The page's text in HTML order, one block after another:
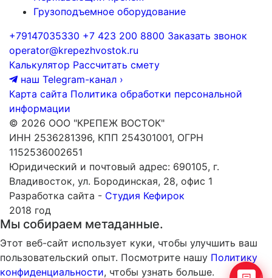
Грузоподъемное оборудование
+79147035330 +7 423 200 8800 Заказать звонок
operator@krepezhvostok.ru
Калькулятор Рассчитать смету
наш Telegram-канал ›
Карта сайта Политика обработки персональной
информации
© 2026 ООО "КРЕПЕЖ ВОСТОК"
ИНН 2536281396, КПП 254301001, ОГРН
1152536002651
Юридический и почтовый адрес: 690105, г.
Владивосток, ул. Бородинская, 28, офис 1
Разработка сайта - Студия Кефирок
2018 год
Мы собираем метаданные.
Этот веб-сайт использует куки, чтобы улучшить ваш
пользовательский опыт. Посмотрите нашу Политику
конфиденциальности, чтобы узнать больше.